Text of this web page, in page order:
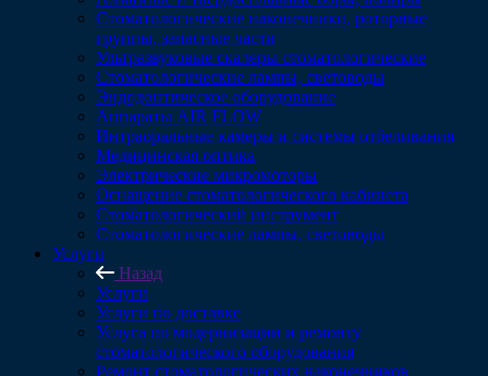
Стоматологические наконечники, роторные
группы, запасные части
Ультразвуковые скалеры стоматологические
Стоматологические лампы, световоды
Эндодонтическое оборудование
Аппараты AIR FLOW
Интраоральные камеры и системы отбеливания
Медицинская оптика
Электрические микромоторы
Оснащение стоматологического кабинета
Стоматологический инструмент
Стоматологические лампы, световоды
Услуги
Назад
Услуги
Услуги по доставке
Услуга по модернизации и ремонту
стоматологического оборудования
Ремонт стоматологических наконечников